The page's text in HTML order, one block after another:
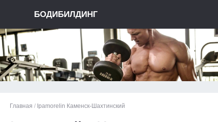
БОДИБИЛДИНГ
Главная / Ipamorelin Каменск-Шахтинский